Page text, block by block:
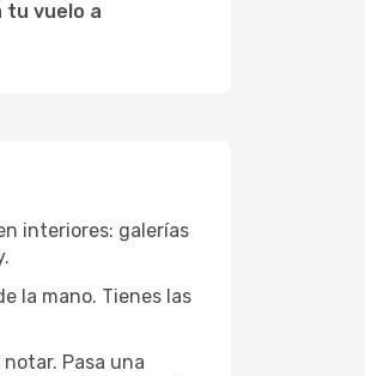
tu vuelo a
interiores: galerías
la mano. Tienes las
Pasa una